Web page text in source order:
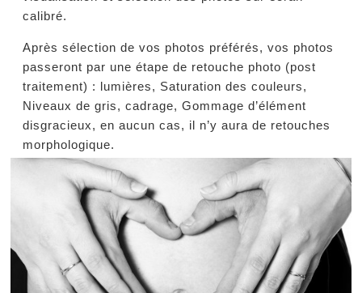
calibré.
Après sélection de vos photos préférés, vos photos
passeront par une étape de retouche photo (post
traitement) : lumières, Saturation des couleurs,
Niveaux de gris, cadrage, Gommage d’élément
disgracieux, en aucun cas, il n’y aura de retouches
morphologique.